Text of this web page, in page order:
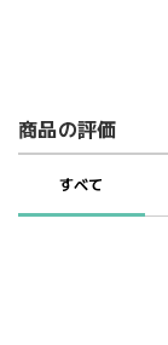
商品の評価
すべて